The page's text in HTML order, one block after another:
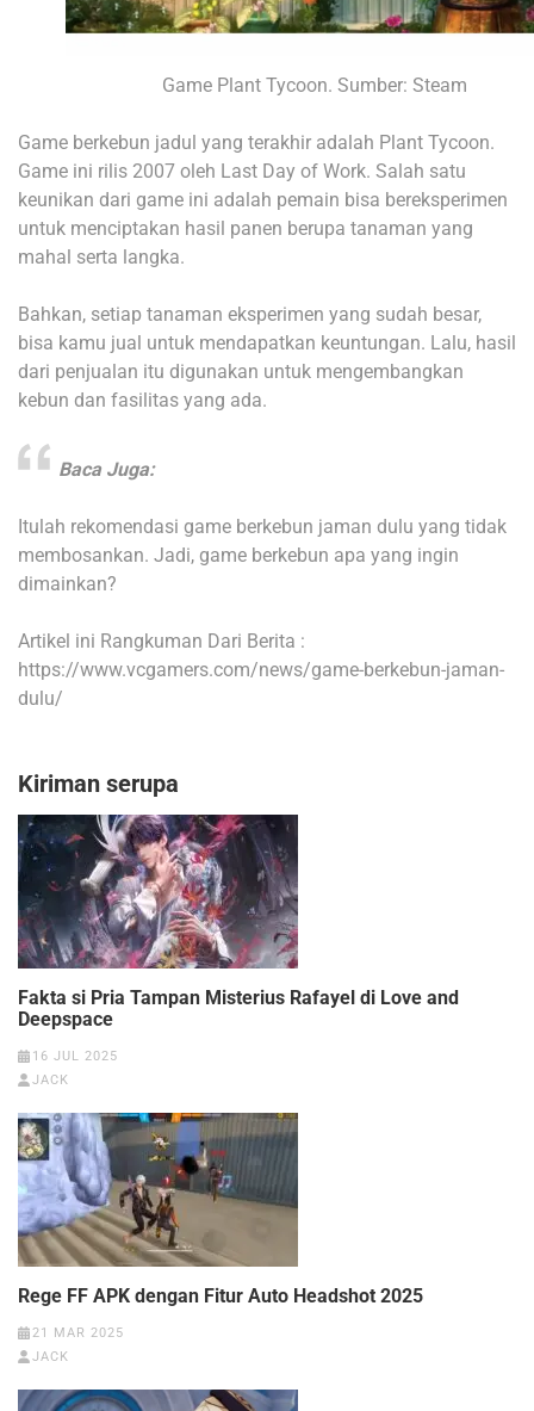
Game Plant Tycoon. Sumber: Steam
Game berkebun jadul yang terakhir adalah Plant Tycoon.
Game ini rilis 2007 oleh Last Day of Work. Salah satu
keunikan dari game ini adalah pemain bisa bereksperimen
untuk menciptakan hasil panen berupa tanaman yang
mahal serta langka.
Bahkan, setiap tanaman eksperimen yang sudah besar,
bisa kamu jual untuk mendapatkan keuntungan. Lalu, hasil
dari penjualan itu digunakan untuk mengembangkan
kebun dan fasilitas yang ada.
Baca Juga:
Itulah rekomendasi game berkebun jaman dulu yang tidak
membosankan. Jadi, game berkebun apa yang ingin
dimainkan?
Artikel ini Rangkuman Dari Berita :
https://www.vcgamers.com/news/game-berkebun-jaman-
dulu/
Kiriman serupa
Fakta si Pria Tampan Misterius Rafayel di Love and
Deepspace
16 JUL 2025
JACK
Rege FF APK dengan Fitur Auto Headshot 2025
21 MAR 2025
JACK